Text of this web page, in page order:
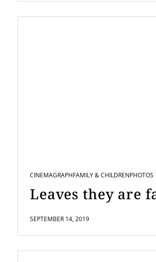
CINEMAGRAPHFAMILY & CHILDRENPHOTOS
Leaves they are
SEPTEMBER 14, 2019